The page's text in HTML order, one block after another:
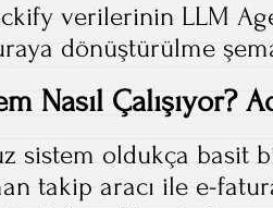
verilerinin LLM
dönüştürülme
Nasıl Çalışıyor?
sistem oldukça basit
takip aracı ile e-